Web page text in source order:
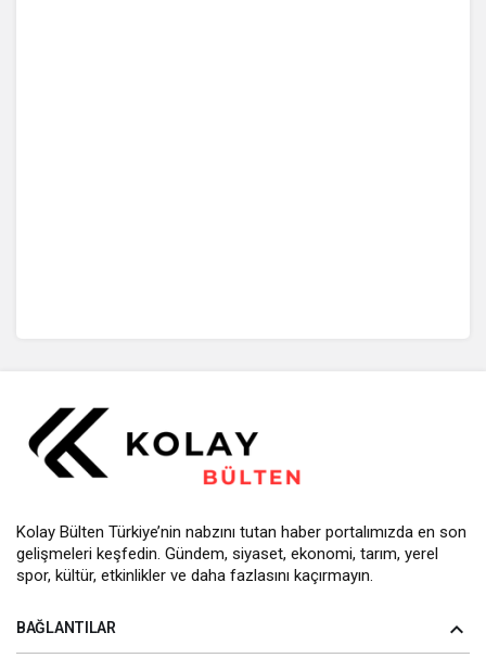
Kolay Bülten Türkiye’nin nabzını tutan haber portalımızda en son
gelişmeleri keşfedin. Gündem, siyaset, ekonomi, tarım, yerel
spor, kültür, etkinlikler ve daha fazlasını kaçırmayın.
BAĞLANTILAR